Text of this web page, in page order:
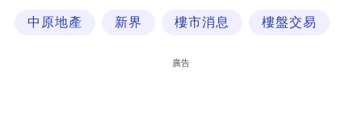
中原地產 新界 樓市消息 樓盤交易
廣告